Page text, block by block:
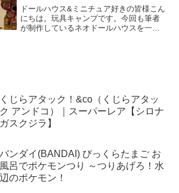
ドールハウス&ミニチュア好きの皆様こん
にちは。玩具キャンプです。今回も筆者
が制作しているネオドールハウスを一緒
くじらアタック！&co（くじらアタッ
ク アンドコ）｜スーパーレア【シロナ
ガスクジラ】
バンダイ(BANDAI) びっくらたまご お
風呂でポケモンつり ～つりあげろ！水
辺のポケモン！